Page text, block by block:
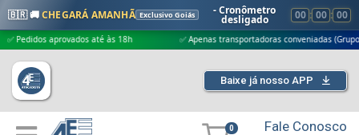
🇧🇷 🚚CHEGARÁ AMANHÃ Exclusivo Goiás - Cronômetro
desligado 00 : 00 : 00
aprovados até às 18h ✅ Apenas transportadoras conveniadas (Grupo G5)
Baixe já nosso APP
0 Fale Conosco